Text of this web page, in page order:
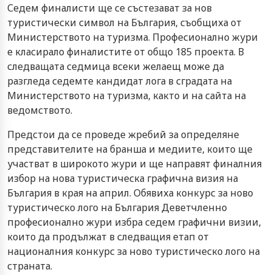
Седем финалисти ще се състезават за нов
туристически символ на България, съобщиха от
Министерството на туризма. Професионално жури
е класирало финалистите от общо 185 проекта. В
следващата седмица всеки желаещ може да
разгледа седемте кандидат лога в сградата на
Министерството на туризма, както и на сайта на
ведомството.
Предстои да се проведе жребий за определяне
представителите на бранша и медиите, които ще
участват в широкото жури и ще направят финалния
избор на нова туристическа графична визия на
България в края на април. Обявиха конкурс за ново
туристическо лого на България Деветчленно
професионално жури избра седем графични визии,
които да продължат в следващия етап от
националния конкурс за ново туристическо лого на
страната.